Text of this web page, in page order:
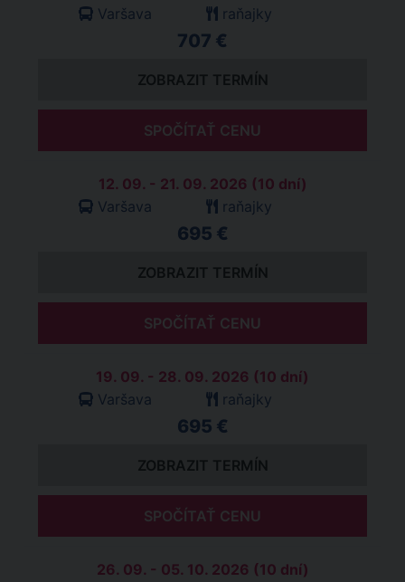
Varšava
raňajky
707 €
ZOBRAZIT TERMÍN
SPOČÍTAŤ CENU
12. 09. - 21. 09. 2026 (10 dní)
Varšava
raňajky
695 €
ZOBRAZIT TERMÍN
SPOČÍTAŤ CENU
19. 09. - 28. 09. 2026 (10 dní)
Varšava
raňajky
695 €
ZOBRAZIT TERMÍN
SPOČÍTAŤ CENU
26. 09. - 05. 10. 2026 (10 dní)